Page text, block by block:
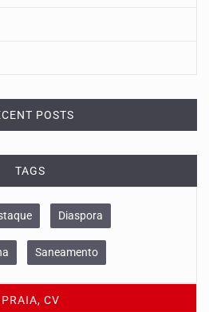
POSTS
TAGS
Diaspora
Saneamento
PRAIA, CV